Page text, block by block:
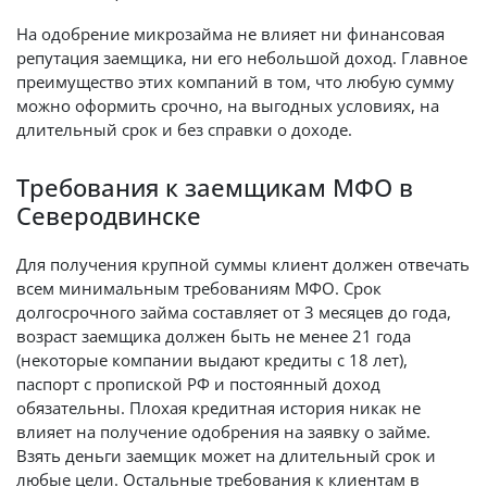
На одобрение микрозайма не влияет ни финансовая
репутация заемщика, ни его небольшой доход. Главное
преимущество этих компаний в том, что любую сумму
можно оформить срочно, на выгодных условиях, на
длительный срок и без справки о доходе.
Требования к заемщикам МФО в
Северодвинске
Для получения крупной суммы клиент должен отвечать
всем минимальным требованиям МФО. Срок
долгосрочного займа составляет от 3 месяцев до года,
возраст заемщика должен быть не менее 21 года
(некоторые компании выдают кредиты с 18 лет),
паспорт с пропиской РФ и постоянный доход
обязательны. Плохая кредитная история никак не
влияет на получение одобрения на заявку о займе.
Взять деньги заемщик может на длительный срок и
любые цели. Остальные требования к клиентам в